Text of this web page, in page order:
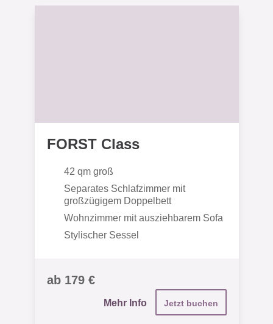
FORST Class
42 qm groß
Separates Schlafzimmer mit
großzügigem Doppelbett
Wohnzimmer mit ausziehbarem Sofa
Stylischer Sessel
ab 179 €
Mehr Info Jetzt buchen